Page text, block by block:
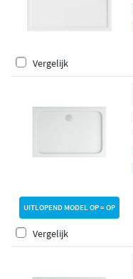
Vergelijk
UITLOPEND MODEL OP = OP
Vergelijk